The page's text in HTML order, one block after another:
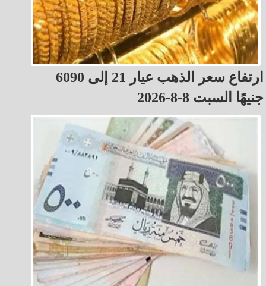
ارتفاع سعر الذهب عيار 21 إلى 6090
جنيهًا السبت 8-8-2026